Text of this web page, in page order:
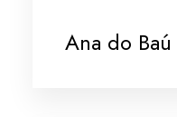
Ana do Baú